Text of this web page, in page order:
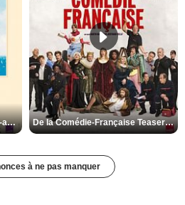
Les Matins merveilleux Bande-annonce VF De la Comédie-Française Teaser VF
à ne pas manquer